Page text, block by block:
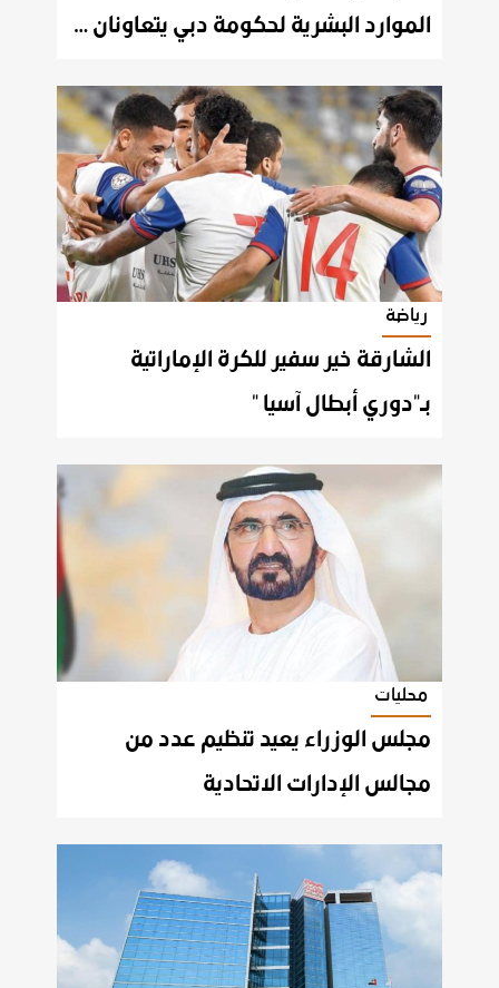
الموارد البشرية لحكومة دبي يتعاونان في مجالات التدريب والتعليم
رياضة
الشارقة خير سفير للكرة الإماراتية
بـ"دوري أبطال آسيا "
محليات
مجلس الوزراء يعيد تنظيم عدد من
مجالس الإدارات الاتحادية